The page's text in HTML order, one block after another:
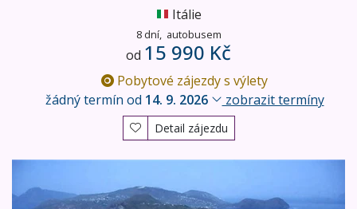
Itálie
8 dní, autobusem
od 15 990 Kč
Pobytové zájezdy s výlety
žádný termín od 14. 9. 2026 zobrazit termíny
Detail zájezdu